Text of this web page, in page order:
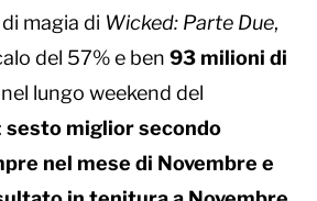
magia di Wicked: Parte Due,
del 57% e ben 93 milioni di
lungo weekend del
sesto miglior secondo
nel mese di Novembre e